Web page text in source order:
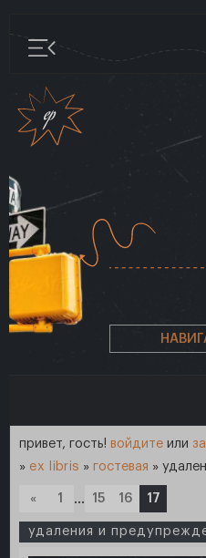
привет, гость! войдите или
» ex libris » гостевая »
« 1 … 15 16 17
удаления и